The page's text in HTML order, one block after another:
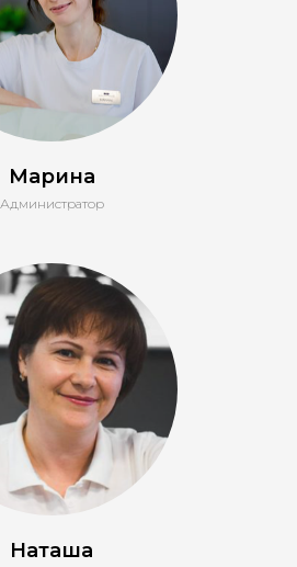
Марина
Администратор
Наташа